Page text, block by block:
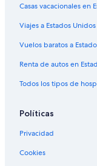
Brome
Hoteles en
Hoteles en Foster
Moteles en Foster
Hoteles en Saint-
B&B en Dunham
Hoteles en
Casas vacacionales en
Viajes a Estados Unidos
Vuelos baratos a
Renta de autos en
Todos los tipos de
Políticas
Privacidad
Cookies